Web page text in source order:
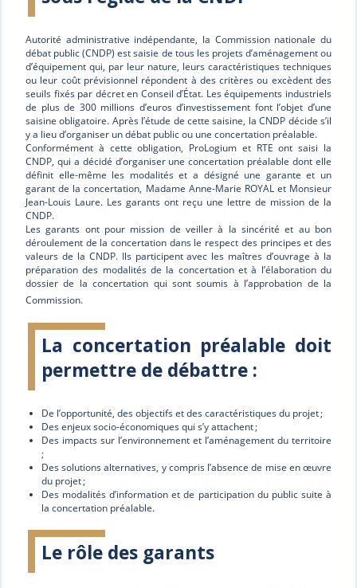
Autorité administrative indépendante, la Commission nationale du
débat public (CNDP) est saisie de tous les projets d’aménagement ou
d’équipement qui, par leur nature, leurs caractéristiques techniques
ou leur coût prévisionnel répondent à des critères ou excèdent des
seuils fixés par décret en Conseil d’État. Les équipements industriels
de plus de 300 millions d’euros d’investissement font l’objet d’une
saisine obligatoire. Après l’étude de cette saisine, la CNDP décide s’il
y a lieu d’organiser un débat public ou une concertation préalable.
Conformément à cette obligation, ProLogium et RTE ont saisi la
CNDP, qui a décidé d’organiser une concertation préalable dont elle
définit elle-même les modalités et a désigné une garante et un
garant de la concertation, Madame Anne-Marie ROYAL et Monsieur
Jean-Louis Laure. Les garants ont reçu une lettre de mission de la
CNDP.
Les garants ont pour mission de veiller à la sincérité et au bon
déroulement de la concertation dans le respect des principes et des
valeurs de la CNDP. Ils participent avec les maîtres d’ouvrage à la
préparation des modalités de la concertation et à l’élaboration du
dossier de la concertation qui sont soumis à l’approbation de la
Commission.
La concertation préalable doit
permettre de débattre :
De l’opportunité, des objectifs et des caractéristiques du projet ;
Des enjeux socio-économiques qui s’y attachent ;
Des impacts sur l’environnement et l’aménagement du territoire
;
Des solutions alternatives, y compris l’absence de mise en œuvre
du projet ;
Des modalités d’information et de participation du public suite à
la concertation préalable.
Le rôle des garants